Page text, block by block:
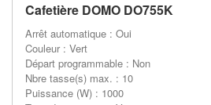
Cafetière DOMO DO755K
Arrêt automatique : Oui
Couleur : Vert
Départ programmable : Non
Nbre tasse(s) max. : 10
Puissance (W) : 1000